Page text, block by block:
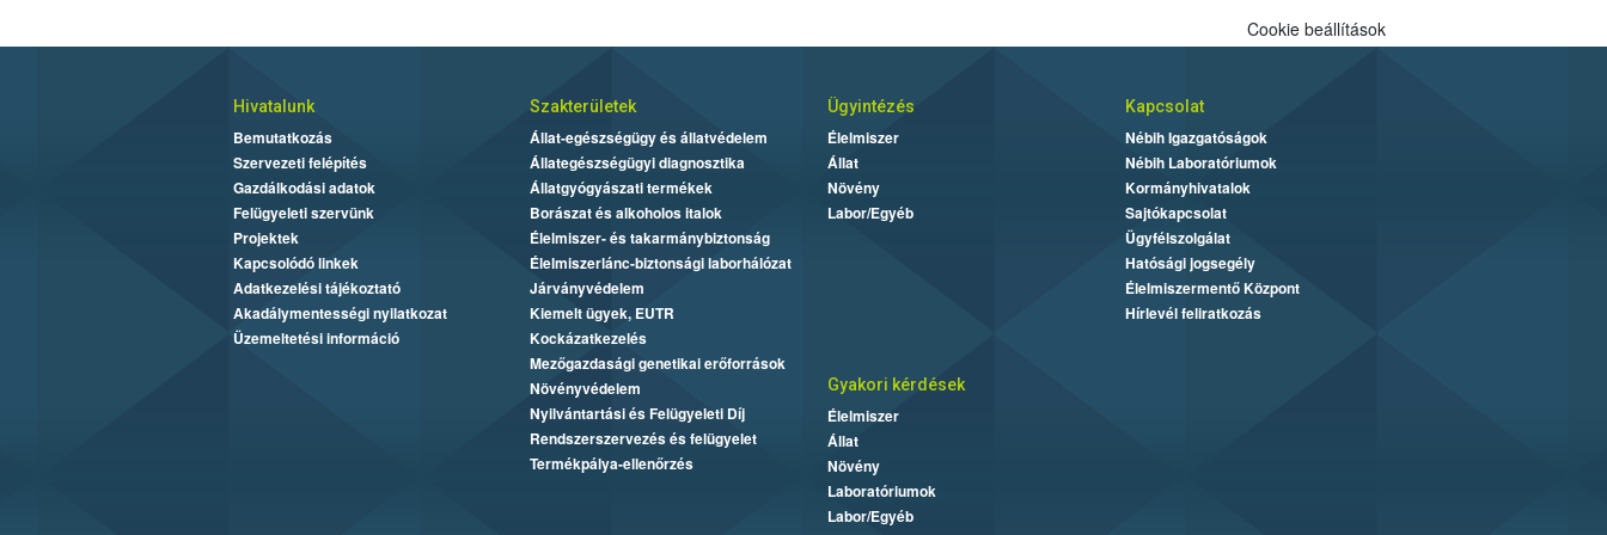
Cookie beállítások
Hivatalunk
Bemutatkozás
Szervezeti felépítés
Gazdálkodási adatok
Felügyeleti szervünk
Projektek
Kapcsolódó linkek
Adatkezelési tájékoztató
Akadálymentességi nyilatkozat
Üzemeltetési információ
Szakterületek
Állat-egészségügy és állatvédelem
Állategészségügyi diagnosztika
Állatgyógyászati termékek
Borászat és alkoholos italok
Élelmiszer- és takarmánybiztonság
Élelmiszerlánc-biztonsági laborhálózat
Járványvédelem
Kiemelt ügyek, EUTR
Kockázatkezelés
Mezőgazdasági genetikai erőforrások
Növényvédelem
Nyilvántartási és Felügyeleti Díj
Rendszerszervezés és felügyelet
Termékpálya-ellenőrzés
Ügyintézés
Élelmiszer
Állat
Növény
Labor/Egyéb
Kapcsolat
Nébih Igazgatóságok
Nébih Laboratóriumok
Kormányhivatalok
Sajtókapcsolat
Ügyfélszolgálat
Hatósági jogsegély
Élelmiszermentő Központ
Hírlevél feliratkozás
Gyakori kérdések
Élelmiszer
Állat
Növény
Laboratóriumok
Labor/Egyéb